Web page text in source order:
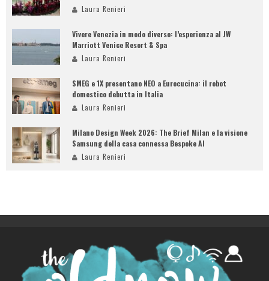
Laura Renieri
Vivere Venezia in modo diverso: l’esperienza al JW
Marriott Venice Resort & Spa
Laura Renieri
SMEG e 1X presentano NEO a Eurocucina: il robot
domestico debutta in Italia
Laura Renieri
Milano Design Week 2026: The Brief Milan e la visione
Samsung della casa connessa Bespoke AI
Laura Renieri